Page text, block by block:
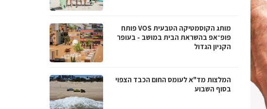
מותג הקוסמטיקה הטבעית VOS פותח
פופ־אפ בהשראת הבית במושב - בעופר
הקניון הגדול
המלצות מד"א לעומס החום הכבד הצפוי
בסוף השבוע